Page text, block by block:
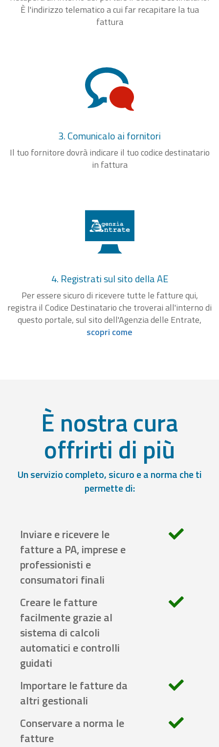
È l'indirizzo telematico a cui far recapitare la tua
fattura
3. Comunicalo ai fornitori
Il tuo fornitore dovrà indicare il tuo codice destinatario
in fattura
4. Registrati sul sito della AE
Per essere sicuro di ricevere tutte le fatture qui,
registra il Codice Destinatario che troverai all'interno di
questo portale, sul sito dell'Agenzia delle Entrate,
scopri come
È nostra cura
offrirti di più
Un servizio completo, sicuro e a norma che ti
permette di:
Inviare e ricevere le
fatture a PA, imprese e
professionisti e
consumatori finali
Creare le fatture
facilmente grazie al
sistema di calcoli
automatici e controlli
guidati
Importare le fatture da
altri gestionali
Conservare a norma le
fatture